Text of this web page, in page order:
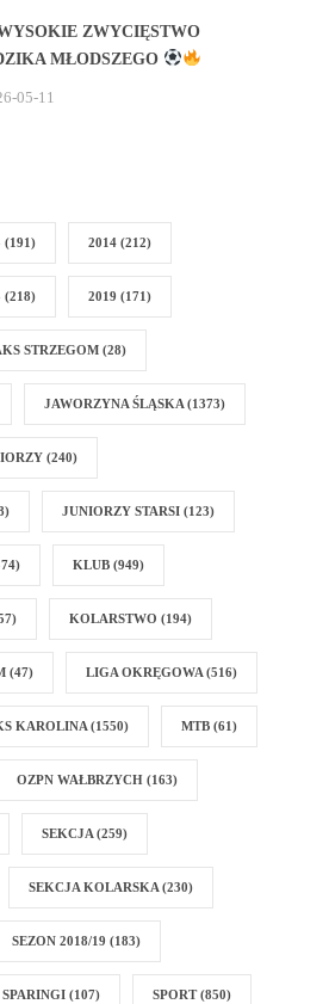
ZWYCIĘSTWO
MŁODSZEGO
05-11
(191) 2014 (212)
(218) 2019 (171)
STRZEGOM (28)
JAWORZYNA ŚLĄSKA (1373)
(240)
JUNIORZY STARSI (123)
KLUB (949)
KOLARSTWO (194)
(47) LIGA OKRĘGOWA (516)
KAROLINA (1550) MTB (61)
OZPN WAŁBRZYCH (163)
SEKCJA (259)
SEKCJA KOLARSKA (230)
SEZON 2018/19 (183)
SPARINGI (107) SPORT(850)